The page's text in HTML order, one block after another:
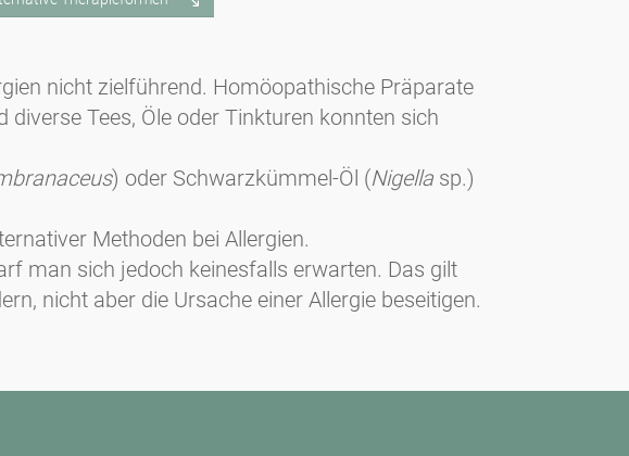
nicht zielführend. Homöopathische Präparate
Tees, Öle oder Tinkturen konnten sich
) oder Schwarzkümmel-Öl (Nigella sp.)
Methoden bei Allergien.
man sich jedoch keinesfalls erwarten. Das gilt
nicht aber die Ursache einer Allergie beseitigen.